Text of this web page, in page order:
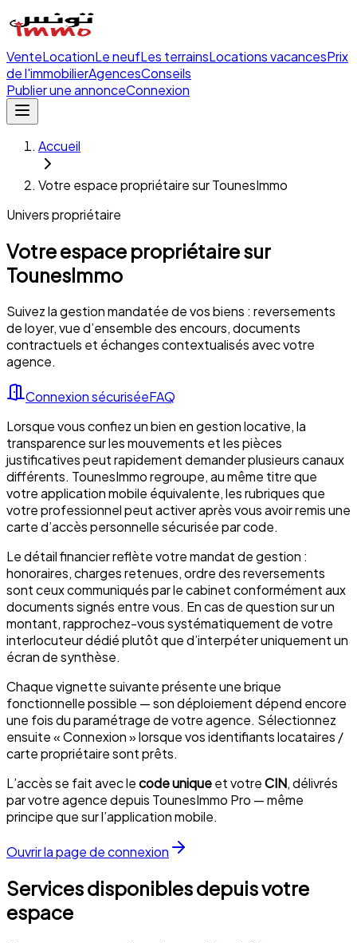
VenteLocationLe neufLes terrainsLocations vacancesPrix
de l'immobilierAgencesConseils
Publier une annonceConnexion
Accueil
Votre espace propriétaire sur TounesImmo
Univers propriétaire
Votre espace propriétaire sur
TounesImmo
Suivez la gestion mandatée de vos biens : reversements
de loyer, vue d’ensemble des encours, documents
contractuels et échanges contextualisés avec votre
agence.
Connexion sécuriséeFAQ
Lorsque vous confiez un bien en gestion locative, la
transparence sur les mouvements et les pièces
justificatives peut rapidement demander plusieurs canaux
différents. TounesImmo regroupe, au même titre que
votre application mobile équivalente, les rubriques que
votre professionnel peut activer après vous avoir remis une
carte d’accès personnelle sécurisée par code.
Le détail financier reflète votre mandat de gestion :
honoraires, charges retenues, ordre des reversements
sont ceux communiqués par le cabinet conformément aux
documents signés entre vous. En cas de question sur un
montant, rapprochez-vous systématiquement de votre
interlocuteur dédié plutôt que d’interpéter uniquement un
écran de synthèse.
Chaque vignette suivante présente une brique
fonctionnelle possible — son déploiement dépend encore
une fois du paramétrage de votre agence. Sélectionnez
ensuite « Connexion » lorsque vos identifiants locataires /
carte propriétaire sont prêts.
L’accès se fait avec lecode uniqueet votreCIN, délivrés
par votre agence depuis TounesImmo Pro — même
principe que sur l’application mobile.
Ouvrir la page de connexion
Services disponibles depuis votre
espace